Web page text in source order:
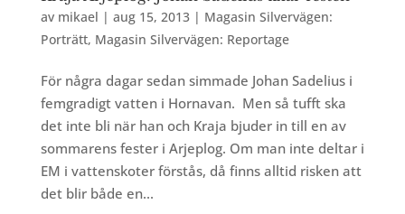
av mikael | aug 15, 2013| Magasin Silvervägen:
Porträtt, Magasin Silvervägen: Reportage
För några dagar sedan simmade Johan Sadelius i
femgradigt vatten i Hornavan. Men så tufft ska
det inte bli när han och Kraja bjuder in till en av
sommarens fester i Arjeplog. Om man inte deltar i
EM i vattenskoter förstås, då finns alltid risken att
det blir både en...